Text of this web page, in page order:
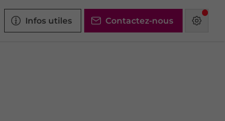
Infos utiles Contactez-nous